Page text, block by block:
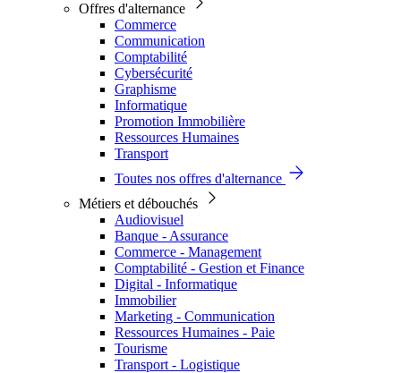
Offres d'alternance
Commerce
Communication
Comptabilité
Cybersécurité
Graphisme
Informatique
Promotion Immobilière
Ressources Humaines
Transport
Toutes nos offres d'alternance
Métiers et débouchés
Audiovisuel
Banque - Assurance
Commerce - Management
Comptabilité - Gestion et Finance
Digital - Informatique
Immobilier
Marketing - Communication
Ressources Humaines - Paie
Tourisme
Transport - Logistique